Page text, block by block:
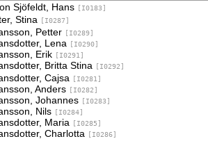
Sjöfeldt, Hans [I0183]
Stina [I0287]
Petter [I0289]
Lena [I0290]
Erik [I0291]
Britta Stina [I0292]
Cajsa [I0281]
Anders [I0282]
Johannes [I0283]
Nils [I0284]
Maria [I0285]
Charlotta [I0286]